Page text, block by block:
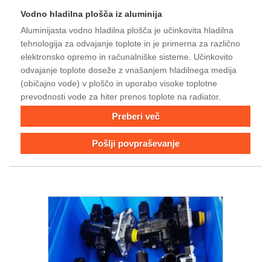
Vodno hladilna plošča iz aluminija
Aluminijasta vodno hladilna plošča je učinkovita hladilna
tehnologija za odvajanje toplote in je primerna za različno
elektronsko opremo in računalniške sisteme. Učinkovito
odvajanje toplote doseže z vnašanjem hladilnega medija
(običajno vode) v ploščo in uporabo visoke toplotne
prevodnosti vode za hiter prenos toplote na radiator.
Preberi več
Pošlji povpraševanje